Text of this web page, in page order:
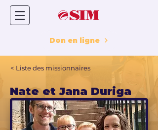
Don en ligne
< Liste des missionnaires
Nate et Jana Duriga